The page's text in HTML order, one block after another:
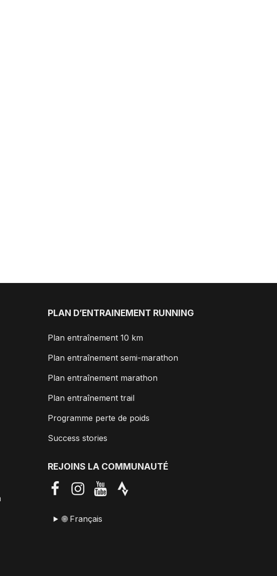
PLAN D’ENTRAINEMENT RUNNING
Plan entraînement 10 km
Plan entraînement semi-marathon
Plan entraînement marathon
Plan entraînement trail
Programme perte de poids
Success stories
REJOINS LA COMMUNAUTÉ
🌐 Français